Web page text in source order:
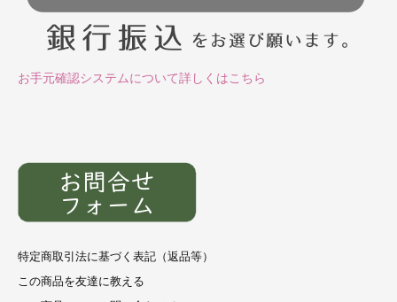
お手元確認システムについて詳しくはこちら
特定商取引法に基づく表記（返品等）
この商品を友達に教える